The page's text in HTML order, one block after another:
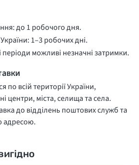
до 1 робочого дня.
1–3 робочих дні.
періоди можливі незначні затримки.
по всій території України,
центри, міста, селища та села.
до відділень поштових служб та
адресою.